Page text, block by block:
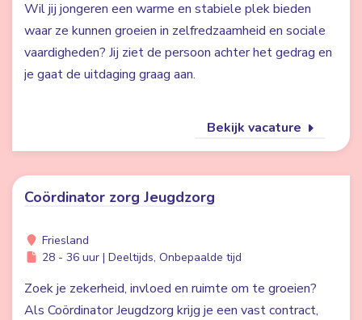
Wil jij jongeren een warme en stabiele plek bieden
waar ze kunnen groeien in zelfredzaamheid en sociale
vaardigheden? Jij ziet de persoon achter het gedrag en
je gaat de uitdaging graag aan.
Bekijk vacature
Coördinator zorg Jeugdzorg
Friesland
28 - 36 uur | Deeltijds, Onbepaalde tijd
Zoek je zekerheid, invloed en ruimte om te groeien?
Als Coördinator Jeugdzorg krijg je een vast contract,